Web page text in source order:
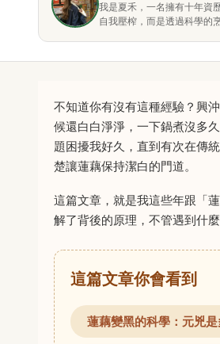
我是夏禾，一名擁有十年資
自我壓榨，而是透過科學的
不知道你有沒有這種經驗？興
候還白白淨淨，一下鍋煮沒多
題困擾我好久，直到有次在傳
楚讓蓮藕保持潔白的門道。
這篇文章，就是我這些年跟「
解了背後的原理，不管遇到什
這篇文章你會看到
蓮藕變黑的科學：元兇